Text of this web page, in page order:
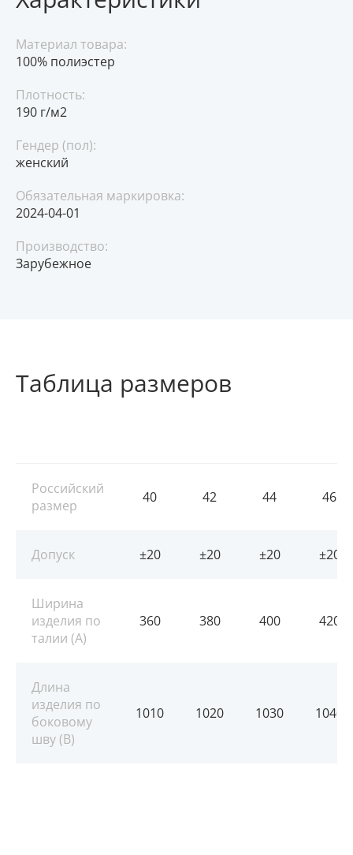
Материал товара:
100% полиэстер
Плотность:
190 г/м2
Гендер (пол):
женский
Обязательная маркировка:
2024-04-01
Производство:
Зарубежное
Таблица размеров
Российский
размер
40 42 44 46
Допуск ±20 ±20 ±20 ±20
Ширина
изделия по
талии (A)
360 380 400 420
Длина
изделия по
боковому
шву (B)
1010 1020 1030 1040